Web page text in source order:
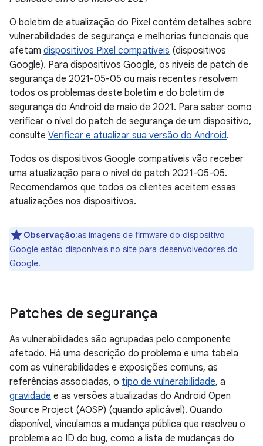
O boletim de atualização do Pixel contém detalhes sobre
vulnerabilidades de segurança e melhorias funcionais que
afetam dispositivos Pixel compatíveis (dispositivos
Google). Para dispositivos Google, os níveis de patch de
segurança de 2021-05-05 ou mais recentes resolvem
todos os problemas deste boletim e do boletim de
segurança do Android de maio de 2021. Para saber como
verificar o nível do patch de segurança de um dispositivo,
consulte Verificar e atualizar sua versão do Android.
Todos os dispositivos Google compatíveis vão receber
uma atualização para o nível de patch 2021-05-05.
Recomendamos que todos os clientes aceitem essas
atualizações nos dispositivos.
Observação:as imagens de firmware do dispositivo
Google estão disponíveis no site para desenvolvedores do
Google.
Patches de segurança
As vulnerabilidades são agrupadas pelo componente
afetado. Há uma descrição do problema e uma tabela
com as vulnerabilidades e exposições comuns, as
referências associadas, o tipo de vulnerabilidade, a
gravidade e as versões atualizadas do Android Open
Source Project (AOSP) (quando aplicável). Quando
disponível, vinculamos a mudança pública que resolveu o
problema ao ID do bug, como a lista de mudanças do